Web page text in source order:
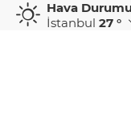
CHF
59,0361
CAD
34,2116
Hava
İstanbul 27 °